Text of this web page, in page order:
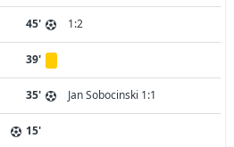
45' 1:2
39'
35' Jan Sobocinski 1:1
15'